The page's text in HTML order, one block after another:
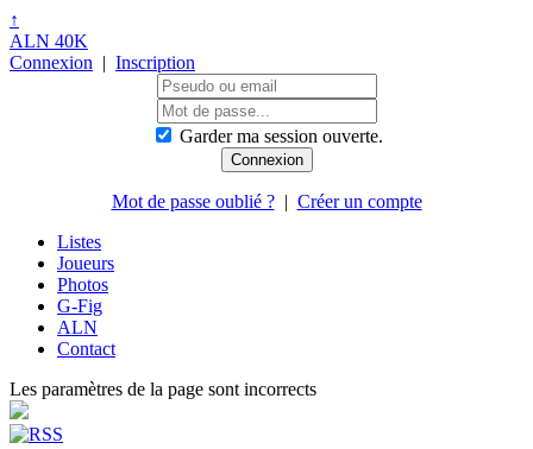
↑
ALN 40K
Connexion | Inscription
Garder ma session ouverte.
Mot de passe oublié ?| Créer un compte
Listes
Joueurs
Photos
G-Fig
ALN
Contact
Les paramètres de la page sont incorrects